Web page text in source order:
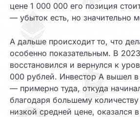
цене 1 000 000 его позиция
— убыток есть, но значительно
А дальше происходит то, что
особенно показательным. В
восстановился и вернулся к
000 рублей. Инвестор А вышел
— примерно туда, откуда
благодаря большему
низкой средней цене, оказался